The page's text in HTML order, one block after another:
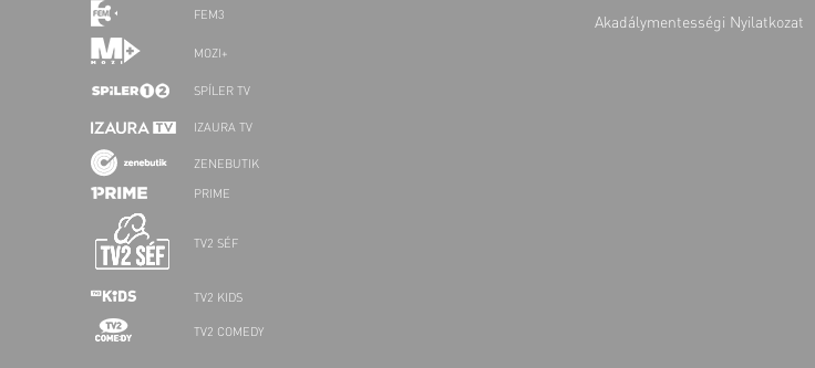
FEM3
MOZI+
SPÍLER TV
IZAURA TV
ZENEBUTIK
PRIME
TV2 SÉF
TV2 KIDS
TV2 COMEDY
Akadálymentességi Nyilatkozat